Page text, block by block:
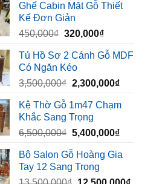
là:
2,500,000₫.
tại
Ghế Cabin Mặt Gỗ Thiết
Kế Đơn Giản
450,000₫ Giá
là:
450,000₫.
320,000₫Giá
tại
320,000₫.
Tủ Hồ Sơ 2 Cánh Gỗ MDF
Có Ngăn Kéo
3,500,000₫ Giá
là:
3,500,000₫.
2,300,000₫Giá
tại
Kệ Thờ Gỗ 1m47 Chạm
Khắc Sang Trọng
6,500,000₫ Giá
là:
6,500,000₫.
5,400,000₫Giá
tại
Bộ Salon Gỗ Hoàng Gia
Tay 12 Sang Trọng
Giá
Giá